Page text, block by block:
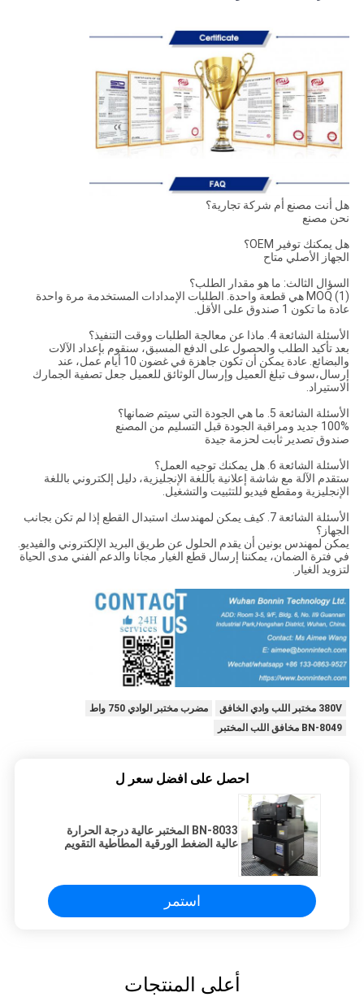
هل أنت مصنع أم شركة تجارية؟
نحن مصنع
هل يمكنك توفير OEM؟
الجهاز الأصلي متاح
السؤال الثالث: ما هو مقدار الطلب؟
(1) MOQ هي قطعة واحدة. الطلبات الإمدادات المستخدمة مرة واحدة
عادة ما تكون 1 صندوق على الأقل.
الأسئلة الشائعة 4. ماذا عن معالجة الطلبات ووقت التنفيذ؟
بعد تأكيد الطلب والحصول على الدفع المسبق، سنقوم بإعداد الآلات
والبضائع. عادة يمكن أن تكون جاهزة في غضون 10 أيام عمل، عند
إرسال،سوف تبلغ العميل وإرسال الوثائق للعميل جعل تصفية الجمارك
الاستيراد.
الأسئلة الشائعة 5. ما هي الجودة التي سيتم ضمانها؟
100% جديد ومراقبة الجودة قبل التسليم من المصنع
صندوق تصدير ثابت لحزمة جيدة
الأسئلة الشائعة 6. هل يمكنك توجيه العمل؟
ستقدم الآلة مع شاشة إعلانية باللغة الإنجليزية، دليل إلكتروني باللغة
الإنجليزية ومقطع فيديو للتثبيت والتشغيل.
الأسئلة الشائعة 7. كيف يمكن لمهندسك استبدال القطع إذا لم تكن بجانب
الجهاز؟
يمكن لمهندس بونين أن يقدم الحلول عن طريق البريد الإلكتروني والفيديو.
في فترة الضمان، يمكننا إرسال قطع الغيار مجانا والدعم الفني مدى الحياة
لتزويد الغيار.
380V مختبر اللب وادي الخافق
مضرب مختبر الوادي 750 واط
BN-8049 مخافق اللب المختبر
احصل على افضل سعر ل
BN-8033 المختبر عالية درجة الحرارة
عالية الضغط الورقية المطاطية التقويم
استمر
أعلى المنتجات